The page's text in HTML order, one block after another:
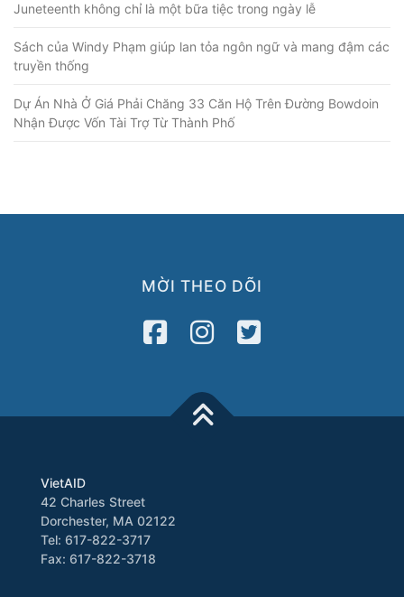
Juneteenth không chỉ là một bữa tiệc trong ngày lễ
Sách của Windy Phạm giúp lan tỏa ngôn ngữ và mang đậm các
truyền thống
Dự Án Nhà Ở Giá Phải Chăng 33 Căn Hộ Trên Đường Bowdoin
Nhận Được Vốn Tài Trợ Từ Thành Phố
MỜI THEO DÕI
VietAID
42 Charles Street
Dorchester, MA 02122
Tel: 617-822-3717
Fax: 617-822-3718